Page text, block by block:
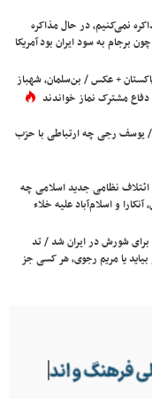
نمی‌کنیم، در حال مذاکره
برجام به سود ایران بود آمریکا
+ عکس / بن‌سلمان، شهباز
مشترک نماز خواندند
/ یوسف رجی چه ارتباطی با حزب
نظامی جدید اسلامی چه
و اسلام‌آباد علیه خلاء
برای شورش در ایران شد / تد
یا مریم رجوی، هر کسی جز